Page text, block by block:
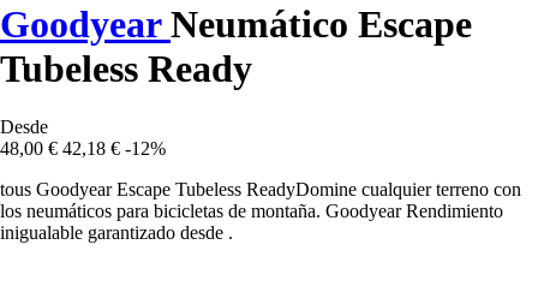
GoodyearNeumático Escape
Tubeless Ready
Desde
48,00 € 42,18 € -12%
tous Goodyear Escape Tubeless ReadyDomine cualquier terreno con
los neumáticos para bicicletas de montaña. Goodyear Rendimiento
inigualable garantizado desde .